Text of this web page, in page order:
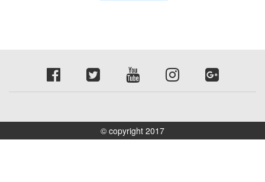
© copyright 2017